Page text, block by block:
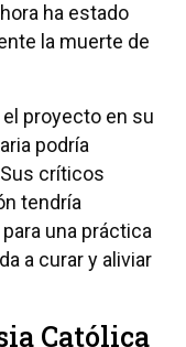
ha estado
la muerte de
proyecto en su
podría
críticos
tendría
una práctica
a curar y aliviar
Católica